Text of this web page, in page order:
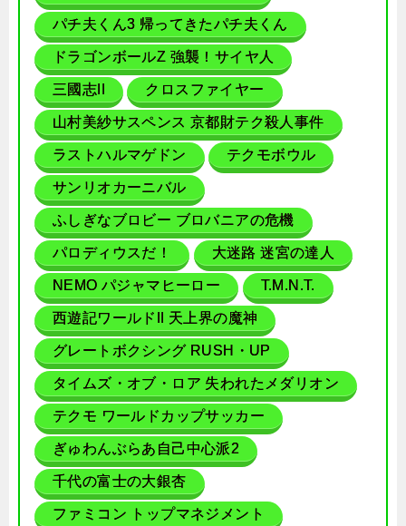
パチ夫くん3 帰ってきたパチ夫くん
ドラゴンボールZ 強襲！サイヤ人
三國志II クロスファイヤー
山村美紗サスペンス 京都財テク殺人事件
ラストハルマゲドン テクモボウル
サンリオカーニバル
ふしぎなブロビー ブロバニアの危機
パロディウスだ！ 大迷路 迷宮の達人
NEMO パジャマヒーロー T.M.N.T.
西遊記ワールドII 天上界の魔神
グレートボクシング RUSH・UP
タイムズ・オブ・ロア 失われたメダリオン
テクモ ワールドカップサッカー
ぎゅわんぶらあ自己中心派2
千代の富士の大銀杏
ファミコン トップマネジメント